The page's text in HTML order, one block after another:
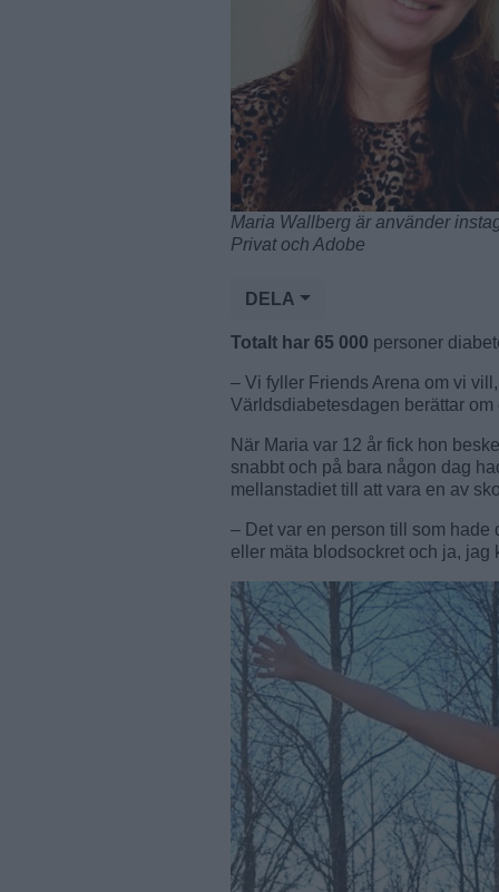
Maria Wallberg är använder
Privat och Adobe
DELA
Totalt har 65 000 personer
– Vi fyller Friends Arena om vi
Världsdiabetesdagen berättar
När Maria var 12 år fick hon
snabbt och på bara någon dag
mellanstadiet till att vara en av
– Det var en person till som
eller mäta blodsockret och ja, jag